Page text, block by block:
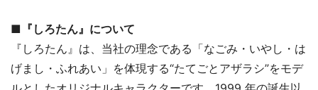
■ 『しろたん』について
『しろたん』は、当社の理念である「なごみ・いやし・は
げまし・ふれあい」を体現する“たてごとアザラシ”をモデ